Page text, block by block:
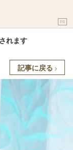
PR
れます
記事に戻る